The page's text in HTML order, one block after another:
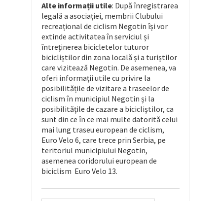
Alte informații utile: După înregistrarea
legală a asociației, membrii Clubului
recreațional de ciclism Negotin își vor
extinde activitatea în serviciul și
întreținerea bicicletelor tuturor
bicicliștilor din zona locală și a turiștilor
care vizitează Negotin. De asemenea, va
oferi informații utile cu privire la
posibilitățile de vizitare a traseelor de
ciclism în municipiul Negotin și la
posibilitățile de cazare a bicicliștilor, ca
sunt din ce în ce mai multe datorită celui
mai lung traseu european de ciclism,
Euro Velo 6, care trece prin Serbia, pe
teritoriul municipiului Negotin,
asemenea coridorului european de
biciclism Euro Velo 13.